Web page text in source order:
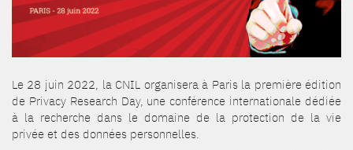
Le 28 juin 2022, la CNIL organisera à Paris la première édition
de Privacy Research Day, une conférence internationale dédiée
à la recherche dans le domaine de la protection de la vie
privée et des données personnelles.